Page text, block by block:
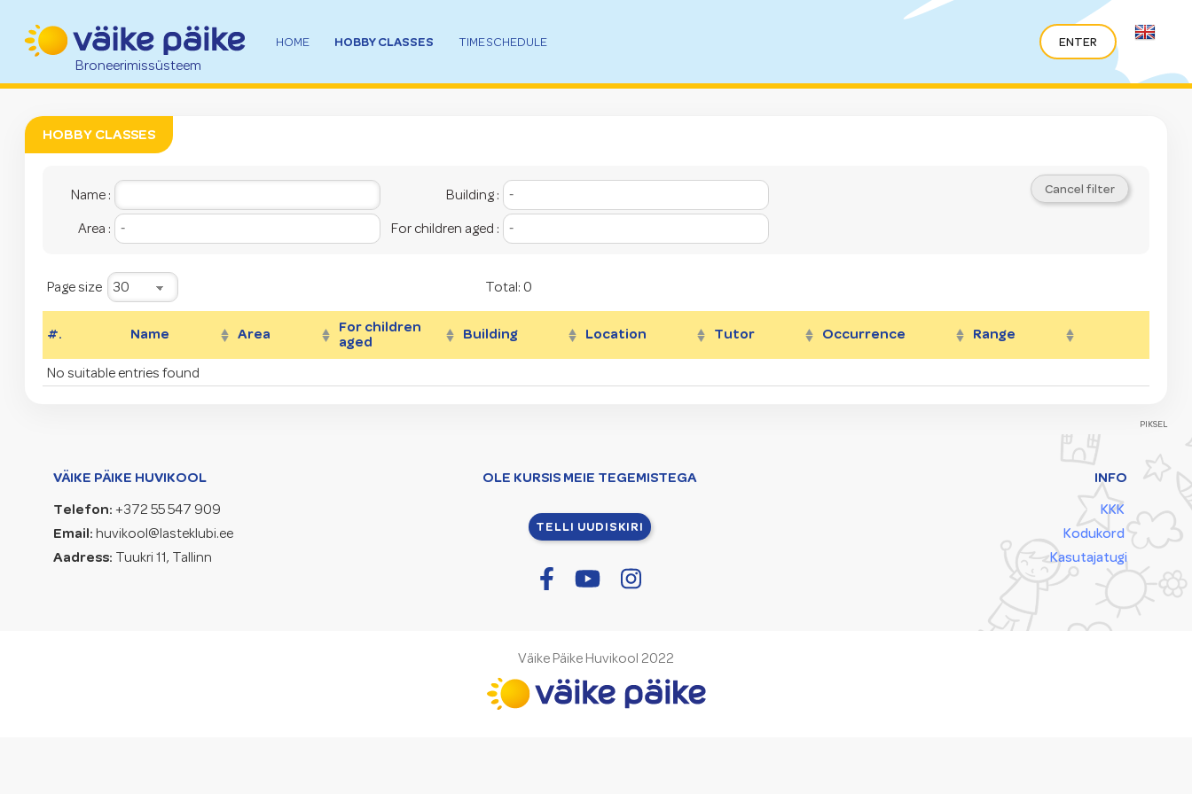
Broneerimissüsteem
HOME HOBBY CLASSES TIME SCHEDULE
HOBBY CLASSES
Name : Building :
Area : For children aged :
Page size Total: 0
#. Name Area
For children
aged
Building Location Tutor Occurrence Range
No suitable entries found
PIKSEL
VÄIKE PÄIKE HUVIKOOL
Telefon: +372 55 547 909
Email: huvikool@lasteklubi.ee
Aadress: Tuukri 11, Tallinn
OLE KURSIS MEIE TEGEMISTEGA
TELLI UUDISKIRI
INFO
KKK
Kodukord
Kasutajatugi
Väike Päike Huvikool 2022